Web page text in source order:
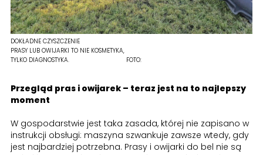
DOKŁADNE CZYSZCZENIE
PRASY LUB OWIJARKI TO NIE KOSMETYKA,
TYLKO DIAGNOSTYKA.
FOTO:
Przegląd pras i owijarek – teraz jest na to najlepszy
moment
W gospodarstwie jest taka zasada, której nie zapisano w
instrukcji obsługi: maszyna szwankuje zawsze wtedy, gdy
jest najbardziej potrzebna. Prasy i owijarki do bel nie są